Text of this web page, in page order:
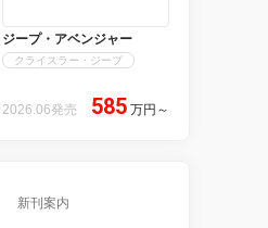
ジープ・アベンジャー
クライスラー・ジープ
2026.06発売 585 万円 ～
新刊案内